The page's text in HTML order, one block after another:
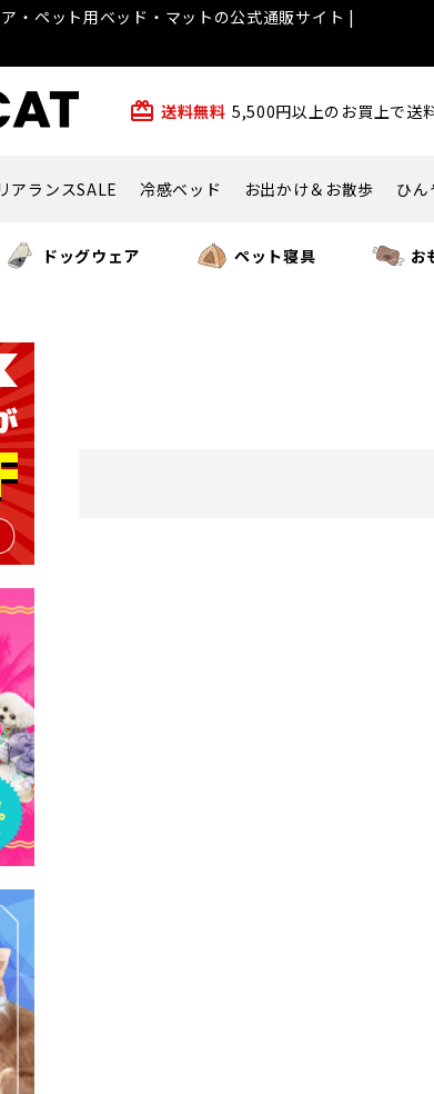
・ペット用ベッド・マットの公式通販サイト |
card_giftcard 送料無料 5,500円以上のお買上で送
アランスSALE 冷感ベッド お出かけ＆お散歩 ひん
ドッグウェア ペット寝具 お